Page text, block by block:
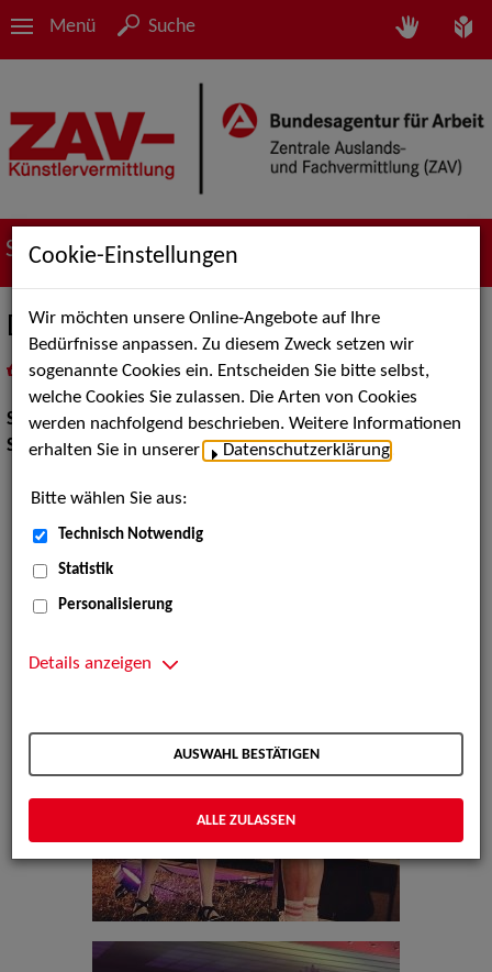
Menü Suche
Suche nach Künstler*innen
Dinnertheater
als PDF speichern
inMeine Merklistelegen
Show:Show Acts
Show Acts: Kabarett
Cookie-Einstellungen
Wir möchten unsere Online-Angebote auf Ihre
Bedürfnisse anpassen. Zu diesem Zweck setzen wir
sogenannte Cookies ein. Entscheiden Sie bitte selbst,
welche Cookies Sie zulassen. Die Arten von Cookies
werden nachfolgend beschrieben. Weitere Informationen
erhalten Sie in unserer
Datenschutzerklärung
Bitte wählen Sie aus:
Technisch Notwendig
Statistik
Personalisierung
Details anzeigen
AUSWAHL BESTÄTIGEN
ALLE ZULASSEN